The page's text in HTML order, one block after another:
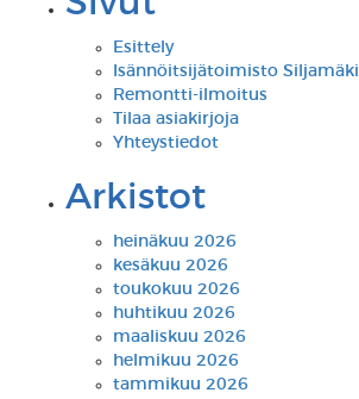
Esittely
Isännöitsijätoimisto Siljamäki
Remontti-ilmoitus
Tilaa asiakirjoja
Yhteystiedot
Arkistot
heinäkuu 2026
kesäkuu 2026
toukokuu 2026
huhtikuu 2026
maaliskuu 2026
helmikuu 2026
tammikuu 2026